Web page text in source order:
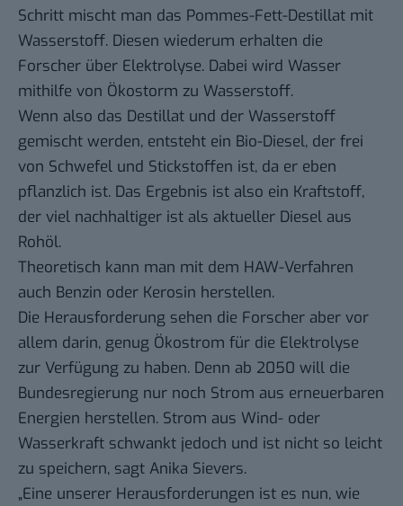
Schritt mischt man das Pommes-Fett-Destillat mit
Wasserstoff. Diesen wiederum erhalten die
Forscher über Elektrolyse. Dabei wird Wasser
mithilfe von Ökostorm zu Wasserstoff.
Wenn also das Destillat und der Wasserstoff
gemischt werden, entsteht ein Bio-Diesel, der frei
von Schwefel und Stickstoffen ist, da er eben
pflanzlich ist. Das Ergebnis ist also ein Kraftstoff,
der viel nachhaltiger ist als aktueller Diesel aus
Rohöl.
Theoretisch kann man mit dem HAW-Verfahren
auch Benzin oder Kerosin herstellen.
Die Herausforderung sehen die Forscher aber vor
allem darin, genug Ökostrom für die Elektrolyse
zur Verfügung zu haben. Denn ab 2050 will die
Bundesregierung nur noch Strom aus erneuerbaren
Energien herstellen. Strom aus Wind- oder
Wasserkraft schwankt jedoch und ist nicht so leicht
zu speichern, sagt Anika Sievers.
„Eine unserer Herausforderungen ist es nun, wie